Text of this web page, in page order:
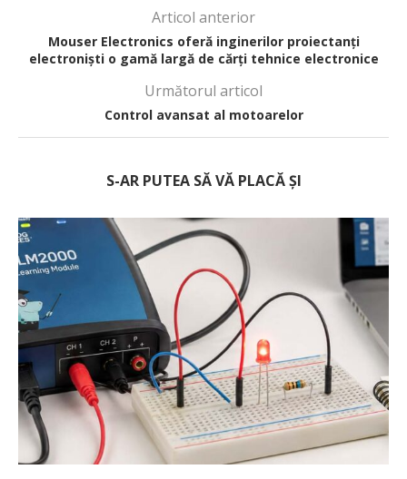
Articol anterior
Mouser Electronics oferă inginerilor proiectanți
electroniști o gamă largă de cărți tehnice electronice
Următorul articol
Control avansat al motoarelor
S-AR PUTEA SĂ VĂ PLACĂ ȘI